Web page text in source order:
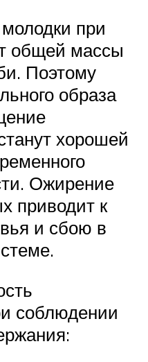
при
общей массы
Поэтому
образа
хорошей
Ожирение
приводит к
и сбою в
соблюдении